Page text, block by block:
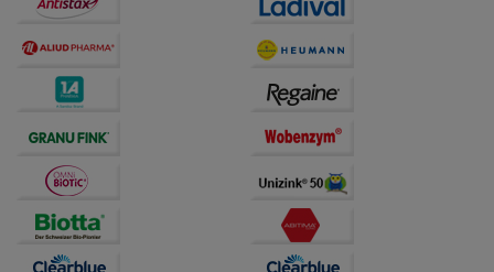
Dritte wie z.B. Google oder soziale Medien